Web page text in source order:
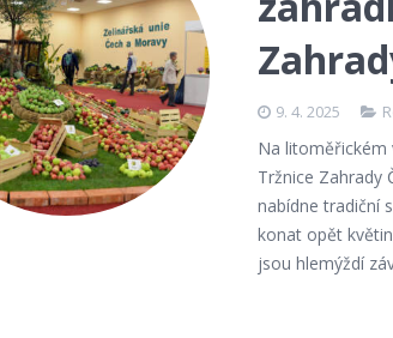
9. 4. 2025
Na litoměřickém
Tržnice Zahrady
nabídne tradiční
konat opět
jsou hlemýždí